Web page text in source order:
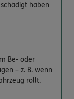
haben
Be- oder
– z. B. wenn
rollt.